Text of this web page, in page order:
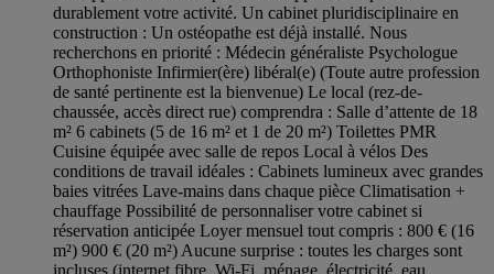
durablement votre activité. Un cabinet pluridisciplinaire en
construction : Un ostéopathe est déjà installé. Nous
recherchons en priorité : Médecin généraliste Psychologue
Orthophoniste Infirmier(ère) libéral(e) (Toute autre profession
de santé pertinente est la bienvenue) Le local (rez-de-
chaussée, accès direct rue) comprendra : Salle d’attente de 18
m² 6 cabinets (5 de 16 m² et 1 de 20 m²) Toilettes PMR
Cuisine équipée avec salle de repos Local à vélos Des
conditions de travail idéales : Cabinets lumineux avec grandes
baies vitrées Lave-mains dans chaque pièce Climatisation +
chauffage Possibilité de personnaliser votre cabinet si
réservation anticipée Loyer mensuel tout compris : 800 € (16
m²) 900 € (20 m²) Aucune surprise : toutes les charges sont
incluses (internet fibre, Wi-Fi, ménage, électricité, eau,